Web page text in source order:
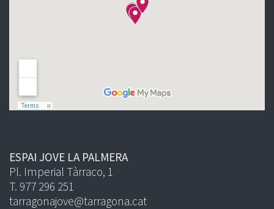
ESPAI JOVE LA PALMERA
Pl. Imperial Tàrraco, 1
T. 977 296 251
tarragonajove@tarragona.cat